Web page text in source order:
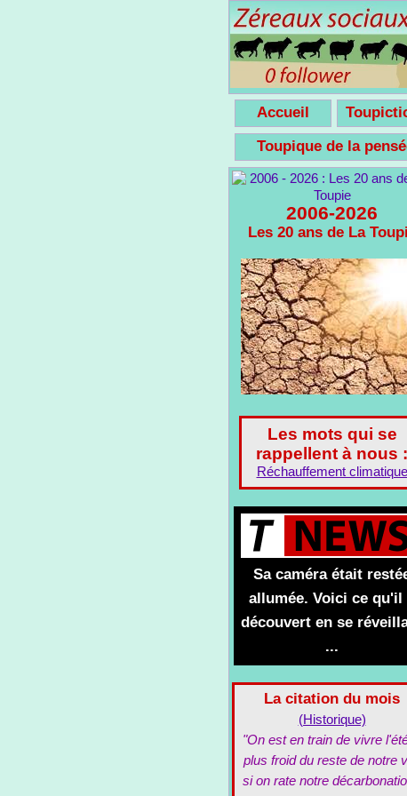
Accueil
Toupique de la
2006-2026
Les 20 ans de La
Les mots qui se
rappellent à nous :
Réchauffement climatique
Sa caméra était
allumée. Voici ce qu'il
découvert en se
...
La citation du mois
(Historique)
"On est en train de vivre
plus froid du reste de notre
si on rate notre